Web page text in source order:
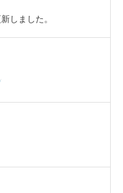
しました。